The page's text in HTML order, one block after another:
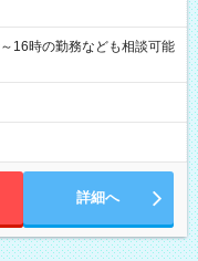
時の勤務なども相談可能
詳細へ